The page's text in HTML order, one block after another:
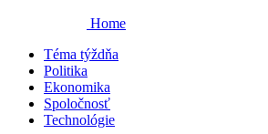
Home
Téma týždňa
Politika
Ekonomika
Spoločnosť
Technológie